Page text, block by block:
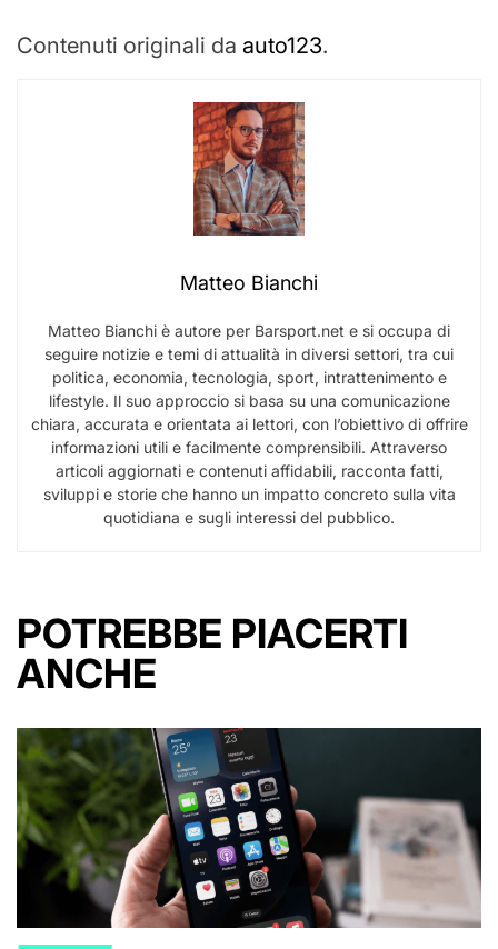
Contenuti originali da auto123.
Matteo Bianchi
Matteo Bianchi è autore per Barsport.net e si occupa di
seguire notizie e temi di attualità in diversi settori, tra cui
politica, economia, tecnologia, sport, intrattenimento e
lifestyle. Il suo approccio si basa su una comunicazione
chiara, accurata e orientata ai lettori, con l’obiettivo di offrire
informazioni utili e facilmente comprensibili. Attraverso
articoli aggiornati e contenuti affidabili, racconta fatti,
sviluppi e storie che hanno un impatto concreto sulla vita
quotidiana e sugli interessi del pubblico.
POTREBBE PIACERTI
ANCHE